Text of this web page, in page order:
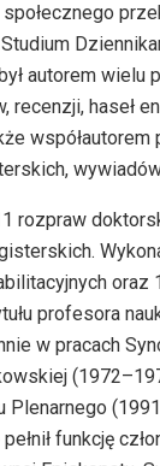
autorem wielu
recenzji, haseł
rozpraw
oraz
profesora
w pracach
Plenarnego
funkcję